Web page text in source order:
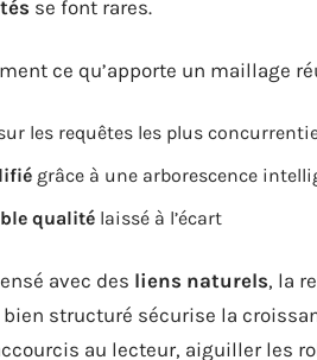
se font rares.
ce qu’apporte un maillage
les requêtes les plus
grâce à une arborescence
qualité laissé à l’écart
avec des liens naturels, la
bien structuré sécurise la
au lecteur, aiguiller les